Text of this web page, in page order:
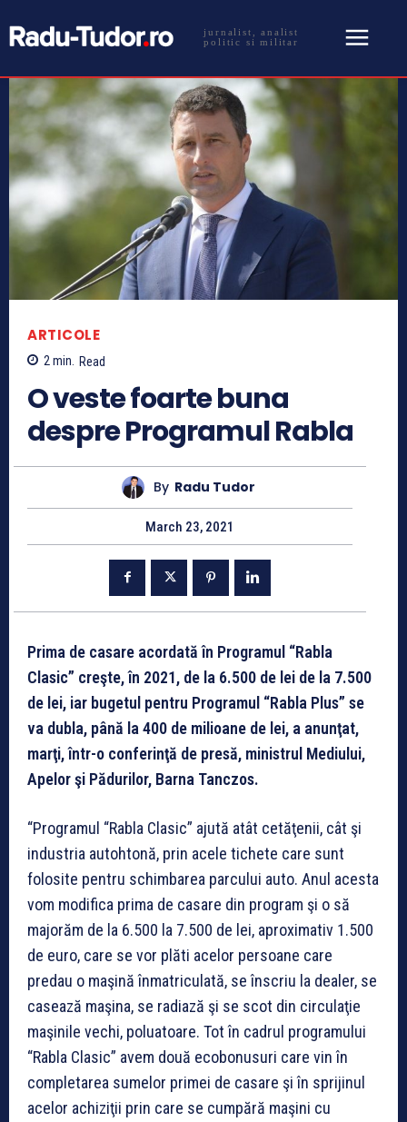
jurnalist, analist
politic si militar
ARTICOLE
2min. Read
O veste foarte buna
despre Programul Rabla
By Radu Tudor
March 23, 2021
Prima de casare acordată în Programul “Rabla
Clasic” creşte, în 2021, de la 6.500 de lei de la 7.500
de lei, iar bugetul pentru Programul “Rabla Plus” se
va dubla, până la 400 de milioane de lei, a anunţat,
marţi, într-o conferinţă de presă, ministrul Mediului,
Apelor şi Pădurilor, Barna Tanczos.
“Programul “Rabla Clasic” ajută atât cetăţenii, cât şi
industria autohtonă, prin acele tichete care sunt
folosite pentru schimbarea parcului auto. Anul acesta
vom modifica prima de casare din program şi o să
majorăm de la 6.500 la 7.500 de lei, aproximativ 1.500
de euro, care se vor plăti acelor persoane care
predau o maşină înmatriculată, se înscriu la dealer, se
casează maşina, se radiază şi se scot din circulaţie
maşinile vechi, poluatoare. Tot în cadrul programului
“Rabla Clasic” avem două ecobonusuri care vin în
completarea sumelor primei de casare şi în sprijinul
acelor achiziţii prin care se cumpără maşini cu